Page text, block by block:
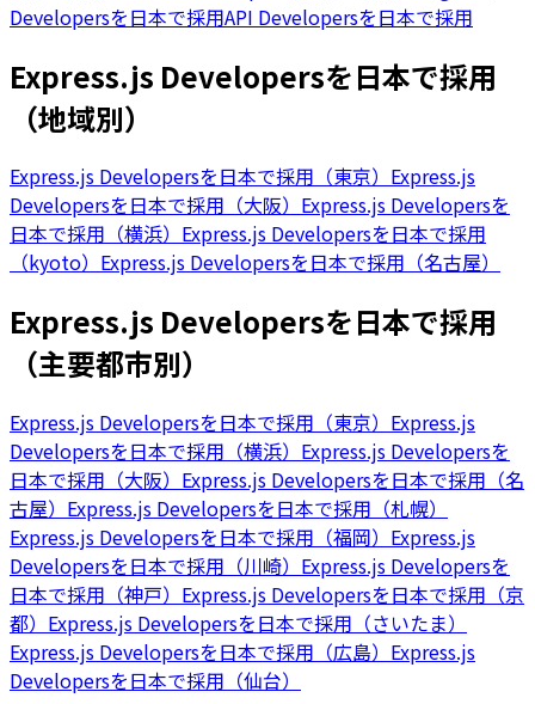
Developersを日本で採用API Developersを日本で採用
Express.js Developersを日本で採用
（地域別）
Express.js Developersを日本で採用（東京） Express.js
Developersを日本で採用（大阪） Express.js Developersを
日本で採用（横浜） Express.js Developersを日本で採用
（kyoto） Express.js Developersを日本で採用（名古屋）
Express.js Developersを日本で採用
（主要都市別）
Express.js Developersを日本で採用（東京） Express.js
Developersを日本で採用（横浜） Express.js Developersを
日本で採用（大阪） Express.js Developersを日本で採用（名
古屋） Express.js Developersを日本で採用（札幌）
Express.js Developersを日本で採用（福岡） Express.js
Developersを日本で採用（川崎） Express.js Developersを
日本で採用（神戸） Express.js Developersを日本で採用（京
都） Express.js Developersを日本で採用（さいたま）
Express.js Developersを日本で採用（広島） Express.js
Developersを日本で採用（仙台）